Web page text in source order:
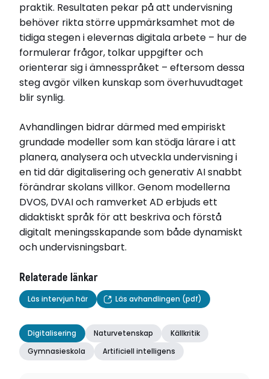
praktik. Resultaten pekar på att undervisning
behöver rikta större uppmärksamhet mot de
tidiga stegen i elevernas digitala arbete – hur de
formulerar frågor, tolkar uppgifter och
orienterar sig i ämnesspråket – eftersom dessa
steg avgör vilken kunskap som överhuvudtaget
blir synlig.
Avhandlingen bidrar därmed med empiriskt
grundade modeller som kan stödja lärare i att
planera, analysera och utveckla undervisning i
en tid där digitalisering och generativ AI snabbt
förändrar skolans villkor. Genom modellerna
DVOS, DVAI och ramverket AD erbjuds ett
didaktiskt språk för att beskriva och förstå
digitalt meningsskapande som både dynamiskt
och undervisningsbart.
Relaterade länkar
Läs intervjun här Läs avhandlingen (pdf)
Digitalisering Naturvetenskap
Källkritik
Gymnasieskola
Artificiell intelligens